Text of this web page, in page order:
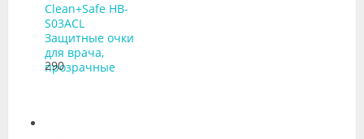
Clean+Safe HB-
S03ACL
Защитные очки
для врача,
прозрачные
290